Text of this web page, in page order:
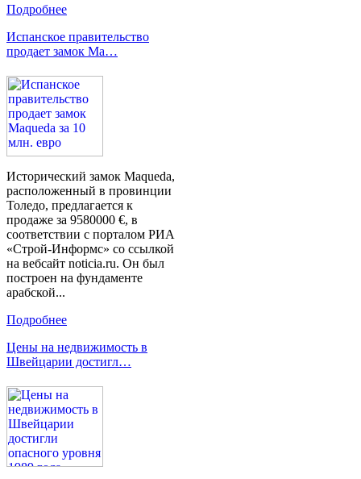
Подробнее
Испанское правительство
продает замок Ma…
Исторический замок Maqueda,
расположенный в провинции
Толедо, предлагается к
продаже за 9580000 €, в
соответствии с порталом РИА
«Строй-Информс» со ссылкой
на вебсайт noticia.ru. Он был
построен на фундаменте
арабской...
Подробнее
Цены на недвижимость в
Швейцарии достигл…